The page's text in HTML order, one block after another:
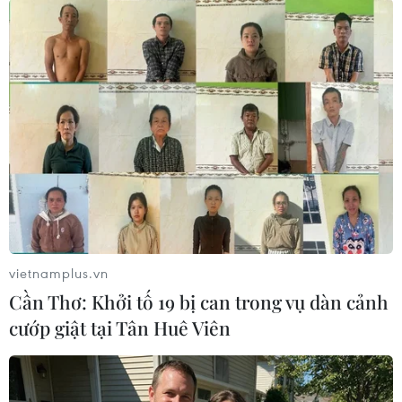
TIN LIÊN QUAN
Pháp cảnh báo chiến thắng của ông
Trump "mở ra thời kỳ bất ổn"
09/11/2016 11:43
Tổng thống Pháp Francois Hollande ngày 9/11 đã cảnh
vietnamplus.vn
Cần Thơ: Khởi tố 19 bị can trong vụ dàn cảnh
cướp giật tại Tân Huê Viên